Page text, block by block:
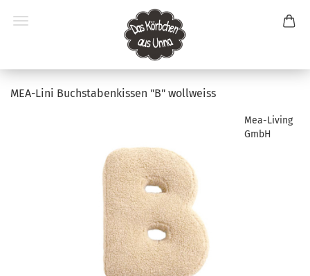
MEA-Lini Buchstabenkissen "B" wollweiss
Mea-Living
GmbH